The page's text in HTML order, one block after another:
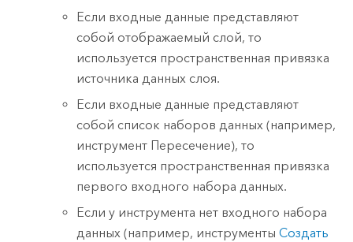
Если входные данные представляют
собой отображаемый слой, то
используется пространственная привязка
источника данных слоя.
Если входные данные представляют
собой список наборов данных (например,
инструмент Пересечение), то
используется пространственная привязка
первого входного набора данных.
Если у инструмента нет входного набора
данных (например, инструментыСоздать